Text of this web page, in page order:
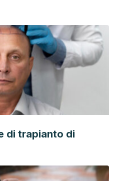
di trapianto di